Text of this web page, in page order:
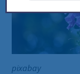
pixabay